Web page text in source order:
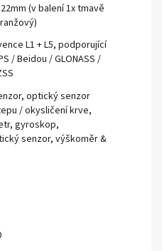
(v balení 1x tmavě
L1 + L5, podporující
/ Beidou / GLONASS /
optický senzor
/ okysličení krve,
gyroskop,
senzor, výškoměr &